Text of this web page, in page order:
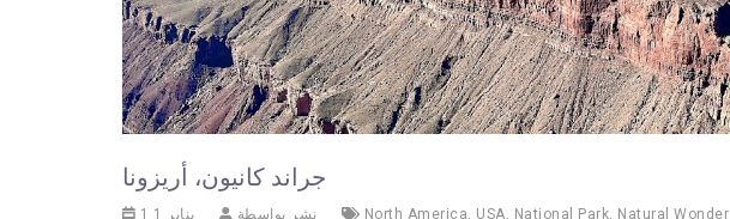
جراند كانيون، أريزونا
1 يناير 1 نشر بواسطة North America USA National Park Natural Wonder